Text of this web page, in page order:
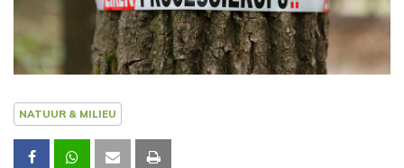
NATUUR & MILIEU